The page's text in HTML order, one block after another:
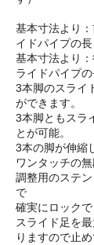
基本寸法より
イドパイプの長
基本寸法より
ライドパイプの
3本脚のスライ
ができます。
3本脚ともスラ
とが可能。
3本の脚が伸縮
ワンタッチの
調整用のステ
で
確実にロック
スライド足を
りますので止め